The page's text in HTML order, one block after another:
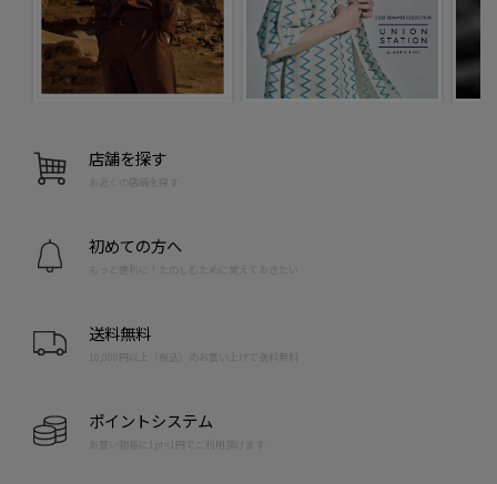
店舗を探す
お近くの店舗を探す
初めての方へ
もっと便利に！たのしむために覚えておきたい
送料無料
10,000円以上（税込）のお買い上げで送料無料
ポイントシステム
お買い物毎に1pt=1円でご利用頂けます